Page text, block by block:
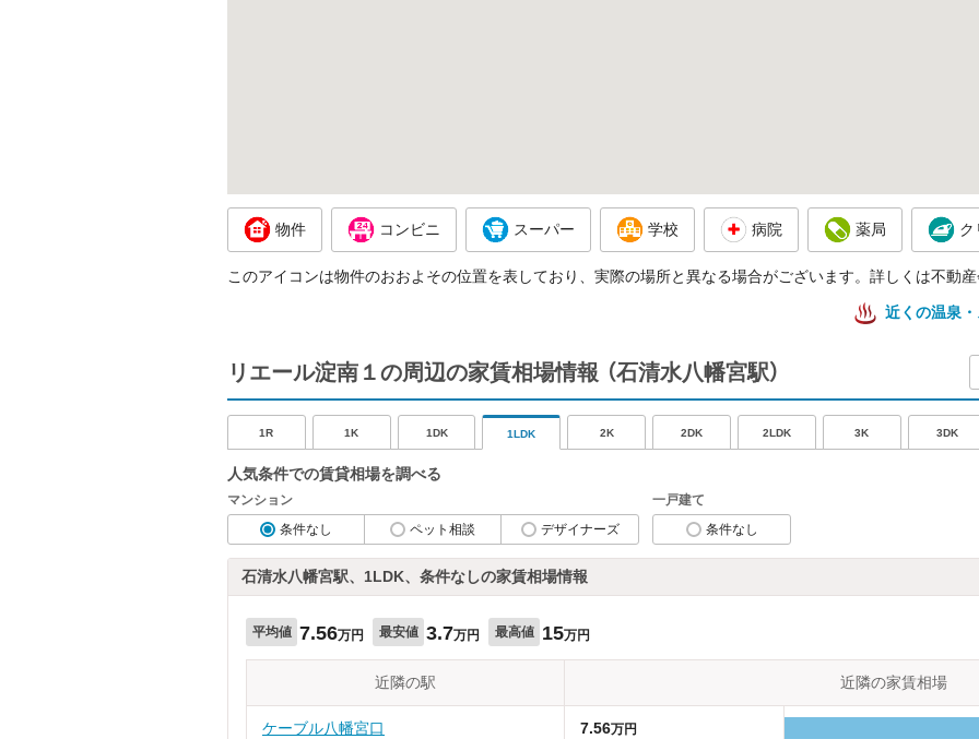
物件 コンビニ スーパー 学校 病院 薬局 ク
このアイコンは物件のおおよその位置を表しており、実際の場所と異なる場合がございます。詳しくは不動
近くの温泉
リエール淀南１の周辺の家賃相場情報 （石清水八幡宮駅）
1R 1K 1DK 1LDK 2K 2DK 2LDK 3K 3DK
人気条件での賃貸相場を調べる
マンション
条件なし
ペット相談 デザイナーズ
一戸建て
条件なし
石清水八幡宮駅、1LDK、条件なしの家賃相場情報
平均値 7.56万円 最安値 3.7万円 最高値 15万円
近隣の駅 近隣の家賃相場
ケーブル八幡宮口 7.56万円